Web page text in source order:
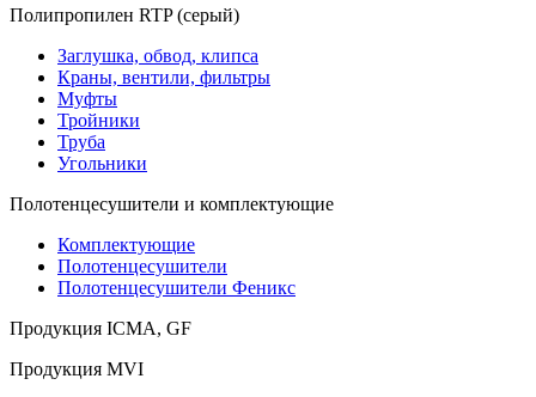
Полипропилен RTP (серый)
Заглушка, обвод, клипса
Краны, вентили, фильтры
Муфты
Тройники
Труба
Угольники
Полотенцесушители и комплектующие
Комплектующие
Полотенцесушители
Полотенцесушители Феникс
Продукция ICMA, GF
Продукция MVI